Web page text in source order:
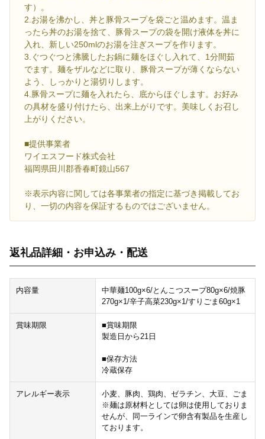
す）。
2.お湯を沸かし、丼と豚骨スープを袋ごと温めます。温ま
ったら丼のお湯を捨て、豚骨スープの袋を開け液体を丼に
入れ、新しい250mlのお湯を注ぎスープを作ります。
3.ぐつぐつと沸騰したお鍋に麺をほぐし入れて、1分間茹
でます。麺をザルなどに取り、豚骨スープが薄くならない
よう、しっかりと湯切りします。
4.豚骨スープに麺を入れたら、底からほぐします。お好み
の具材を盛り付けたら、出来上がりです。美味しくお召し
上がりください。
■提供事業者
ワイエスフード株式会社
福岡県田川郡香春町鏡山567
※表示内容に関しては各事業者の指定に基づき掲載してお
り、一切の内容を保証するものではございません。
返礼品詳細・お申込み・配送
内容量
中華麺100g×6/とんこつスープ80g×6/焼豚
270g×1/辛子高菜230g×1/すりごま60g×1
賞味期限
■賞味期限
製造日から21日
■保存方法
冷蔵保存
アレルギー表示
小麦、豚肉、鶏肉、ゼラチン、大豆、ごま
※麺は原材料としては卵は使用しておりま
せんが、同一ラインで卵含有製品を生産し
ております。